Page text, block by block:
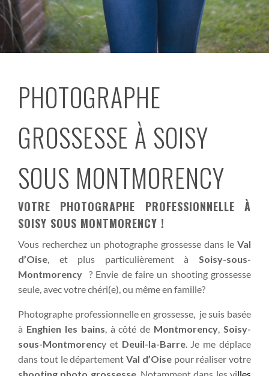
PHOTOGRAPHE
GROSSESSE À SOISY
SOUS MONTMORENCY
VOTRE PHOTOGRAPHE PROFESSIONNELLE À
SOISY SOUS MONTMORENCY !
Vous recherchez un photographe grossesse dans le Val
d’Oise, et plus particulièrement à Soisy-sous-
Montmorency ? Envie de faire un shooting grossesse
seule, avec votre chéri(e), ou même en famille?
Photographe professionnelle en grossesse, je suis basée
à Enghien les bains, à côté de Montmorency, Soisy-
sous-Montmorency etDeuil-la-Barre. Je me déplace
dans tout le département Val d’Oisepour réaliser votre